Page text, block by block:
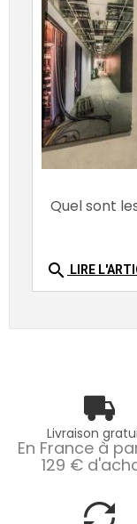
Quel sont
search LIRE
Livraison
En France à
129 €